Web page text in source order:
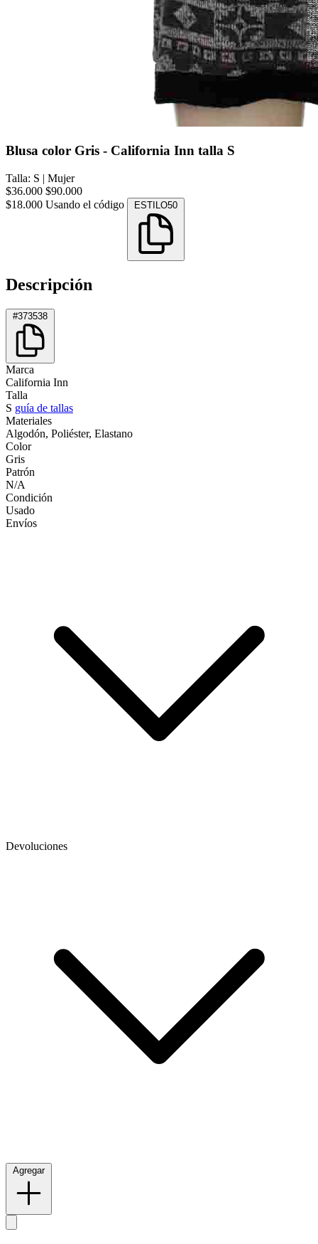
Blusa color Gris - California Inn talla S
Talla: S | Mujer
$36.000 $90.000
$18.000 Usando el código ESTILO50
Descripción
#373538
Marca
California Inn
Talla
S guía de tallas
Materiales
Algodón, Poliéster, Elastano
Color
Gris
Patrón
N/A
Condición
Usado
Envíos
Devoluciones
Agregar